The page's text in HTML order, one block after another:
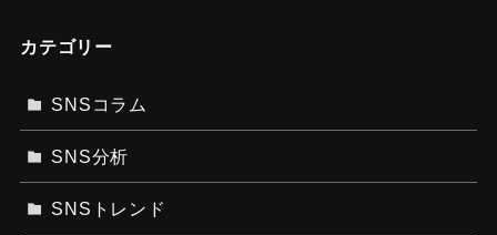
カテゴリー
SNSコラム
SNS分析
SNSトレンド